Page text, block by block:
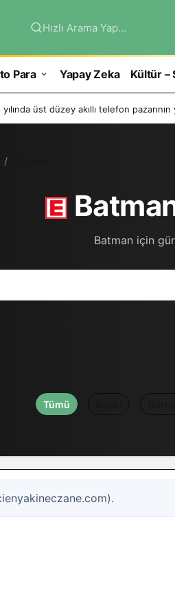
Hızlı Arama Yap...
Para Yapay Zeka Kültür –
üst düzey akıllı telefon
Batman için
Tümü